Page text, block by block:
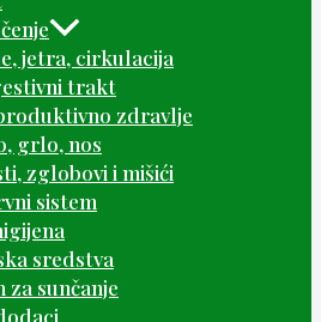
jetra, cirkulacija
trakt
zdravlje
grlo, nos
zglobovi i mišići
sistem
sredstva
za sunčanje